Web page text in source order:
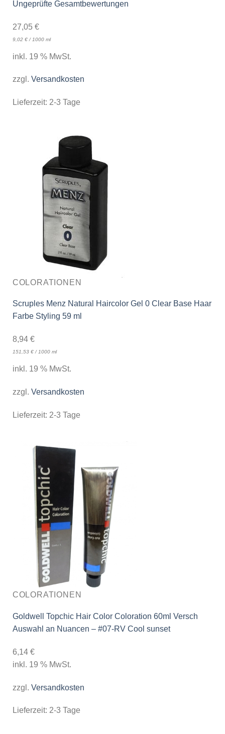
Ungeprüfte Gesamtbewertungen
27,05 €
9,02 €/ 1000 ml
inkl. 19 % MwSt.
zzgl. Versandkosten
Lieferzeit: 2-3 Tage
COLORATIONEN
Scruples Menz Natural Haircolor Gel 0 Clear Base Haar
Farbe Styling 59 ml
8,94 €
151,53 €/ 1000 ml
inkl. 19 % MwSt.
zzgl. Versandkosten
Lieferzeit: 2-3 Tage
COLORATIONEN
Goldwell Topchic Hair Color Coloration 60ml Versch
Auswahl an Nuancen – #07-RV Cool sunset
6,14 €
inkl. 19 % MwSt.
zzgl. Versandkosten
Lieferzeit: 2-3 Tage